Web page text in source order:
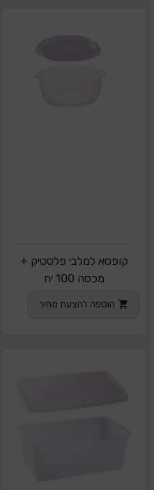
קופסא למלבי פלסטיק +
מכסה 100 יח
הוספה להצעת מחיר